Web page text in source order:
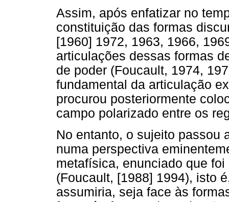
Assim, após enfatizar no
constituição das formas
[1960] 1972, 1963, 1966,
articulações dessas formas
de poder (Foucault, 1974,
fundamental da articulação
procurou posteriormente
campo polarizado entre os
No entanto, o sujeito passou
numa perspectiva
metafísica, enunciado que
(Foucault, [1988] 1994), isto
assumiria, seja face às